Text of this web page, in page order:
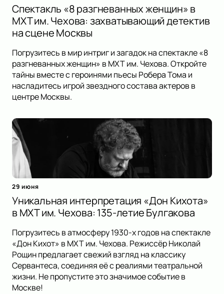
Спектакль «8 разгневанных женщин» в
МХТ им. Чехова: захватывающий детектив
на сцене Москвы
Погрузитесь в мир интриг и загадок на спектакле «8
разгневанных женщин» в МХТ им. Чехова. Откройте
тайны вместе с героинями пьесы Робера Тома и
насладитесь игрой звездного состава актеров в
центре Москвы.
29 июня
Уникальная интерпретация «Дон Кихота»
в МХТ им. Чехова: 135-летие Булгакова
Погрузитесь в атмосферу 1930-х годов на спектакле
«Дон Кихот» в МХТ им. Чехова. Режиссёр Николай
Рощин предлагает свежий взгляд на классику
Сервантеса, соединяя её с реалиями театральной
жизни. Не пропустите это значимое событие в
Москве!